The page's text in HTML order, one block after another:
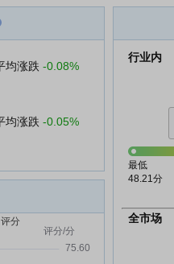
涨跌 -0.08%
涨跌 -0.05%
行业内
最低
48.21分
全市场